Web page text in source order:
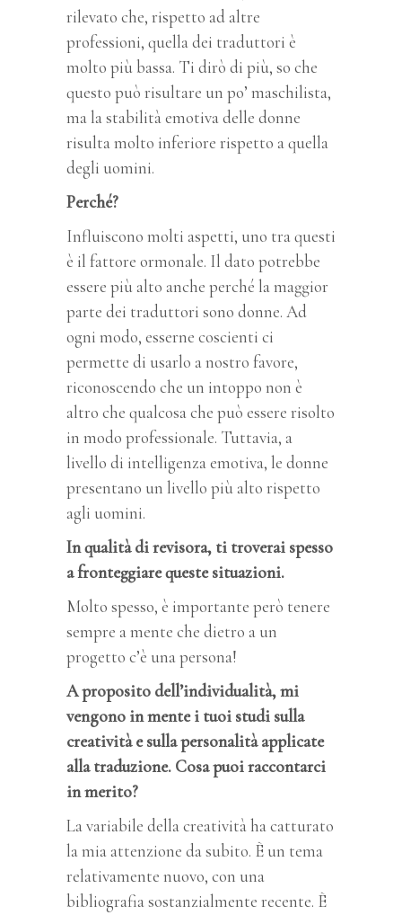
rilevato che, rispetto ad altre
professioni, quella dei traduttori è
molto più bassa. Ti dirò di più, so che
questo può risultare un po’ maschilista,
ma la stabilità emotiva delle donne
risulta molto inferiore rispetto a quella
degli uomini.
Perché?
Influiscono molti aspetti, uno tra questi
è il fattore ormonale. Il dato potrebbe
essere più alto anche perché la maggior
parte dei traduttori sono donne. Ad
ogni modo, esserne coscienti ci
permette di usarlo a nostro favore,
riconoscendo che un intoppo non è
altro che qualcosa che può essere risolto
in modo professionale. Tuttavia, a
livello di intelligenza emotiva, le donne
presentano un livello più alto rispetto
agli uomini.
In qualità di revisora, ti troverai spesso
a fronteggiare queste situazioni.
Molto spesso, è importante però tenere
sempre a mente che dietro a un
progetto c’è una persona!
A proposito dell’individualità, mi
vengono in mente i tuoi studi sulla
creatività e sulla personalità applicate
alla traduzione. Cosa puoi raccontarci
in merito?
La variabile della creatività ha catturato
la mia attenzione da subito. È un tema
relativamente nuovo, con una
bibliografia sostanzialmente recente. È